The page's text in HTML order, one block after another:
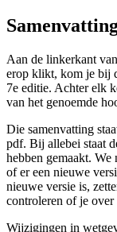
Aan de linkerkant
erop klikt, kom je bij
7e editie. Achter elk
van het genoemde
Die samenvatting
pdf. Bij allebei staat
hebben gemaakt.
of er een nieuwe
nieuwe versie is,
controleren of je over
Wijzigingen in